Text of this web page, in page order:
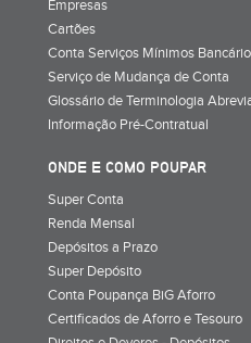
Empresas
Cartões
Conta Serviços Mínimos
Serviço de Mudança de Conta
Glossário de Terminologia
Informação Pré-Contratual
ONDE E COMO POUPAR
Super Conta
Renda Mensal
Depósitos a Prazo
Super Depósito
Conta Poupança BiG Aforro
Certificados de Aforro e Tesouro